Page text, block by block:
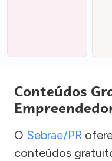
Conteúdos
O Sebrae/PR
conteúdos